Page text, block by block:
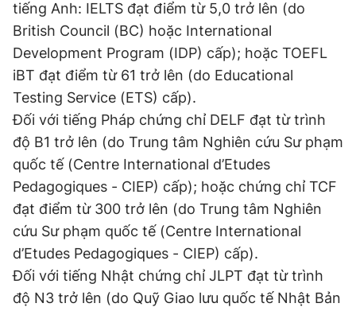
tiếng Anh: IELTS đạt điểm từ 5,0 trở lên (do
British Council (BC) hoặc International
Development Program (IDP) cấp); hoặc TOEFL
iBT đạt điểm từ 61 trở lên (do Educational
Testing Service (ETS) cấp).
Đối với tiếng Pháp chứng chỉ DELF đạt từ trình
độ B1 trở lên (do Trung tâm Nghiên cứu Sư phạm
quốc tế (Centre International d’Etudes
Pedagogiques - CIEP) cấp); hoặc chứng chỉ TCF
đạt điểm từ 300 trở lên (do Trung tâm Nghiên
cứu Sư phạm quốc tế (Centre International
d’Etudes Pedagogiques - CIEP) cấp).
Đối với tiếng Nhật chứng chỉ JLPT đạt từ trình
độ N3 trở lên (do Quỹ Giao lưu quốc tế Nhật Bản